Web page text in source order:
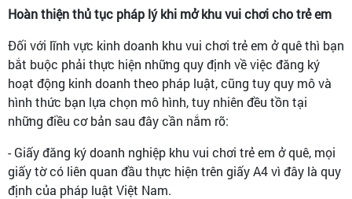
Hoàn thiện thủ tục pháp lý khi mở khu vui chơi cho trẻ em
Đối với lĩnh vực kinh doanh khu vui chơi trẻ em ở quê thì bạn
bắt buộc phải thực hiện những quy định về việc đăng ký
hoạt động kinh doanh theo pháp luật, cũng tuy quy mô và
hình thức bạn lựa chọn mô hình, tuy nhiên đều tồn tại
những điều cơ bản sau đây cần nắm rõ:
- Giấy đăng ký doanh nghiệp khu vui chơi trẻ em ở quê, mọi
giấy tờ có liên quan đầu thực hiện trên giấy A4 vì đây là quy
định của pháp luật Việt Nam.